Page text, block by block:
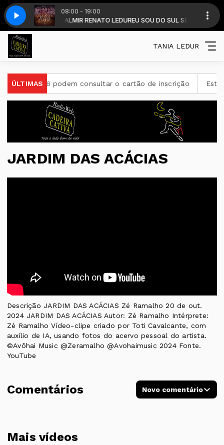
08:00 - 19:00
- com DALMIR RENATO LEDUREU SOU DO SUL SEM FRONTEIRAS -
Anda o Bugio 25 OS SERRANOS - Onde Anda o Bugio 25
TANIA LEDUR
ÚLTIMAS
podem consultar o cartão de inscrição Estado de São
JARDIM DAS ACÁCIAS
Mais vídeos
Descrição JARDIM DAS ACÁCIAS Zé Ramalho 20 de out.
2024 JARDIM DAS ACÁCIAS Autor: Zé Ramalho Intérprete:
Zé Ramalho Vídeo-clipe criado por Toti Cavalcante, com
auxílio de IA, usando fotos do acervo pessoal do artista.
©Avôhai Music ‪@Zeramalho‬ ‪@Avohaimusic‬ 2024 Fonte.
YouTube
Comentários Novo comentário